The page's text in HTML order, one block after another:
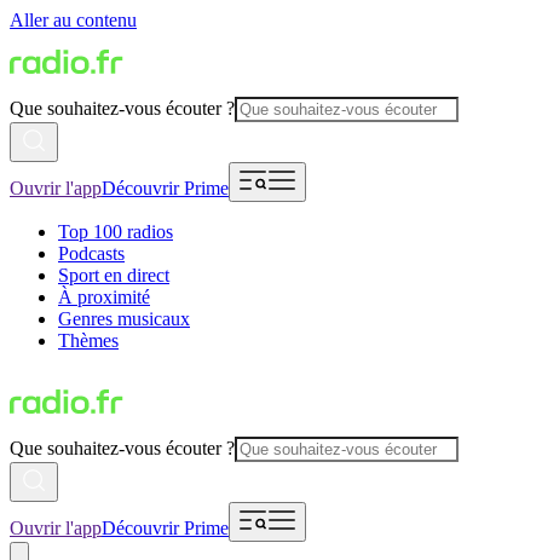
Aller au contenu
Que souhaitez-vous écouter ?
Ouvrir l'appDécouvrir Prime
Top 100 radios
Podcasts
Sport en direct
À proximité
Genres musicaux
Thèmes
Que souhaitez-vous écouter ?
Ouvrir l'appDécouvrir Prime